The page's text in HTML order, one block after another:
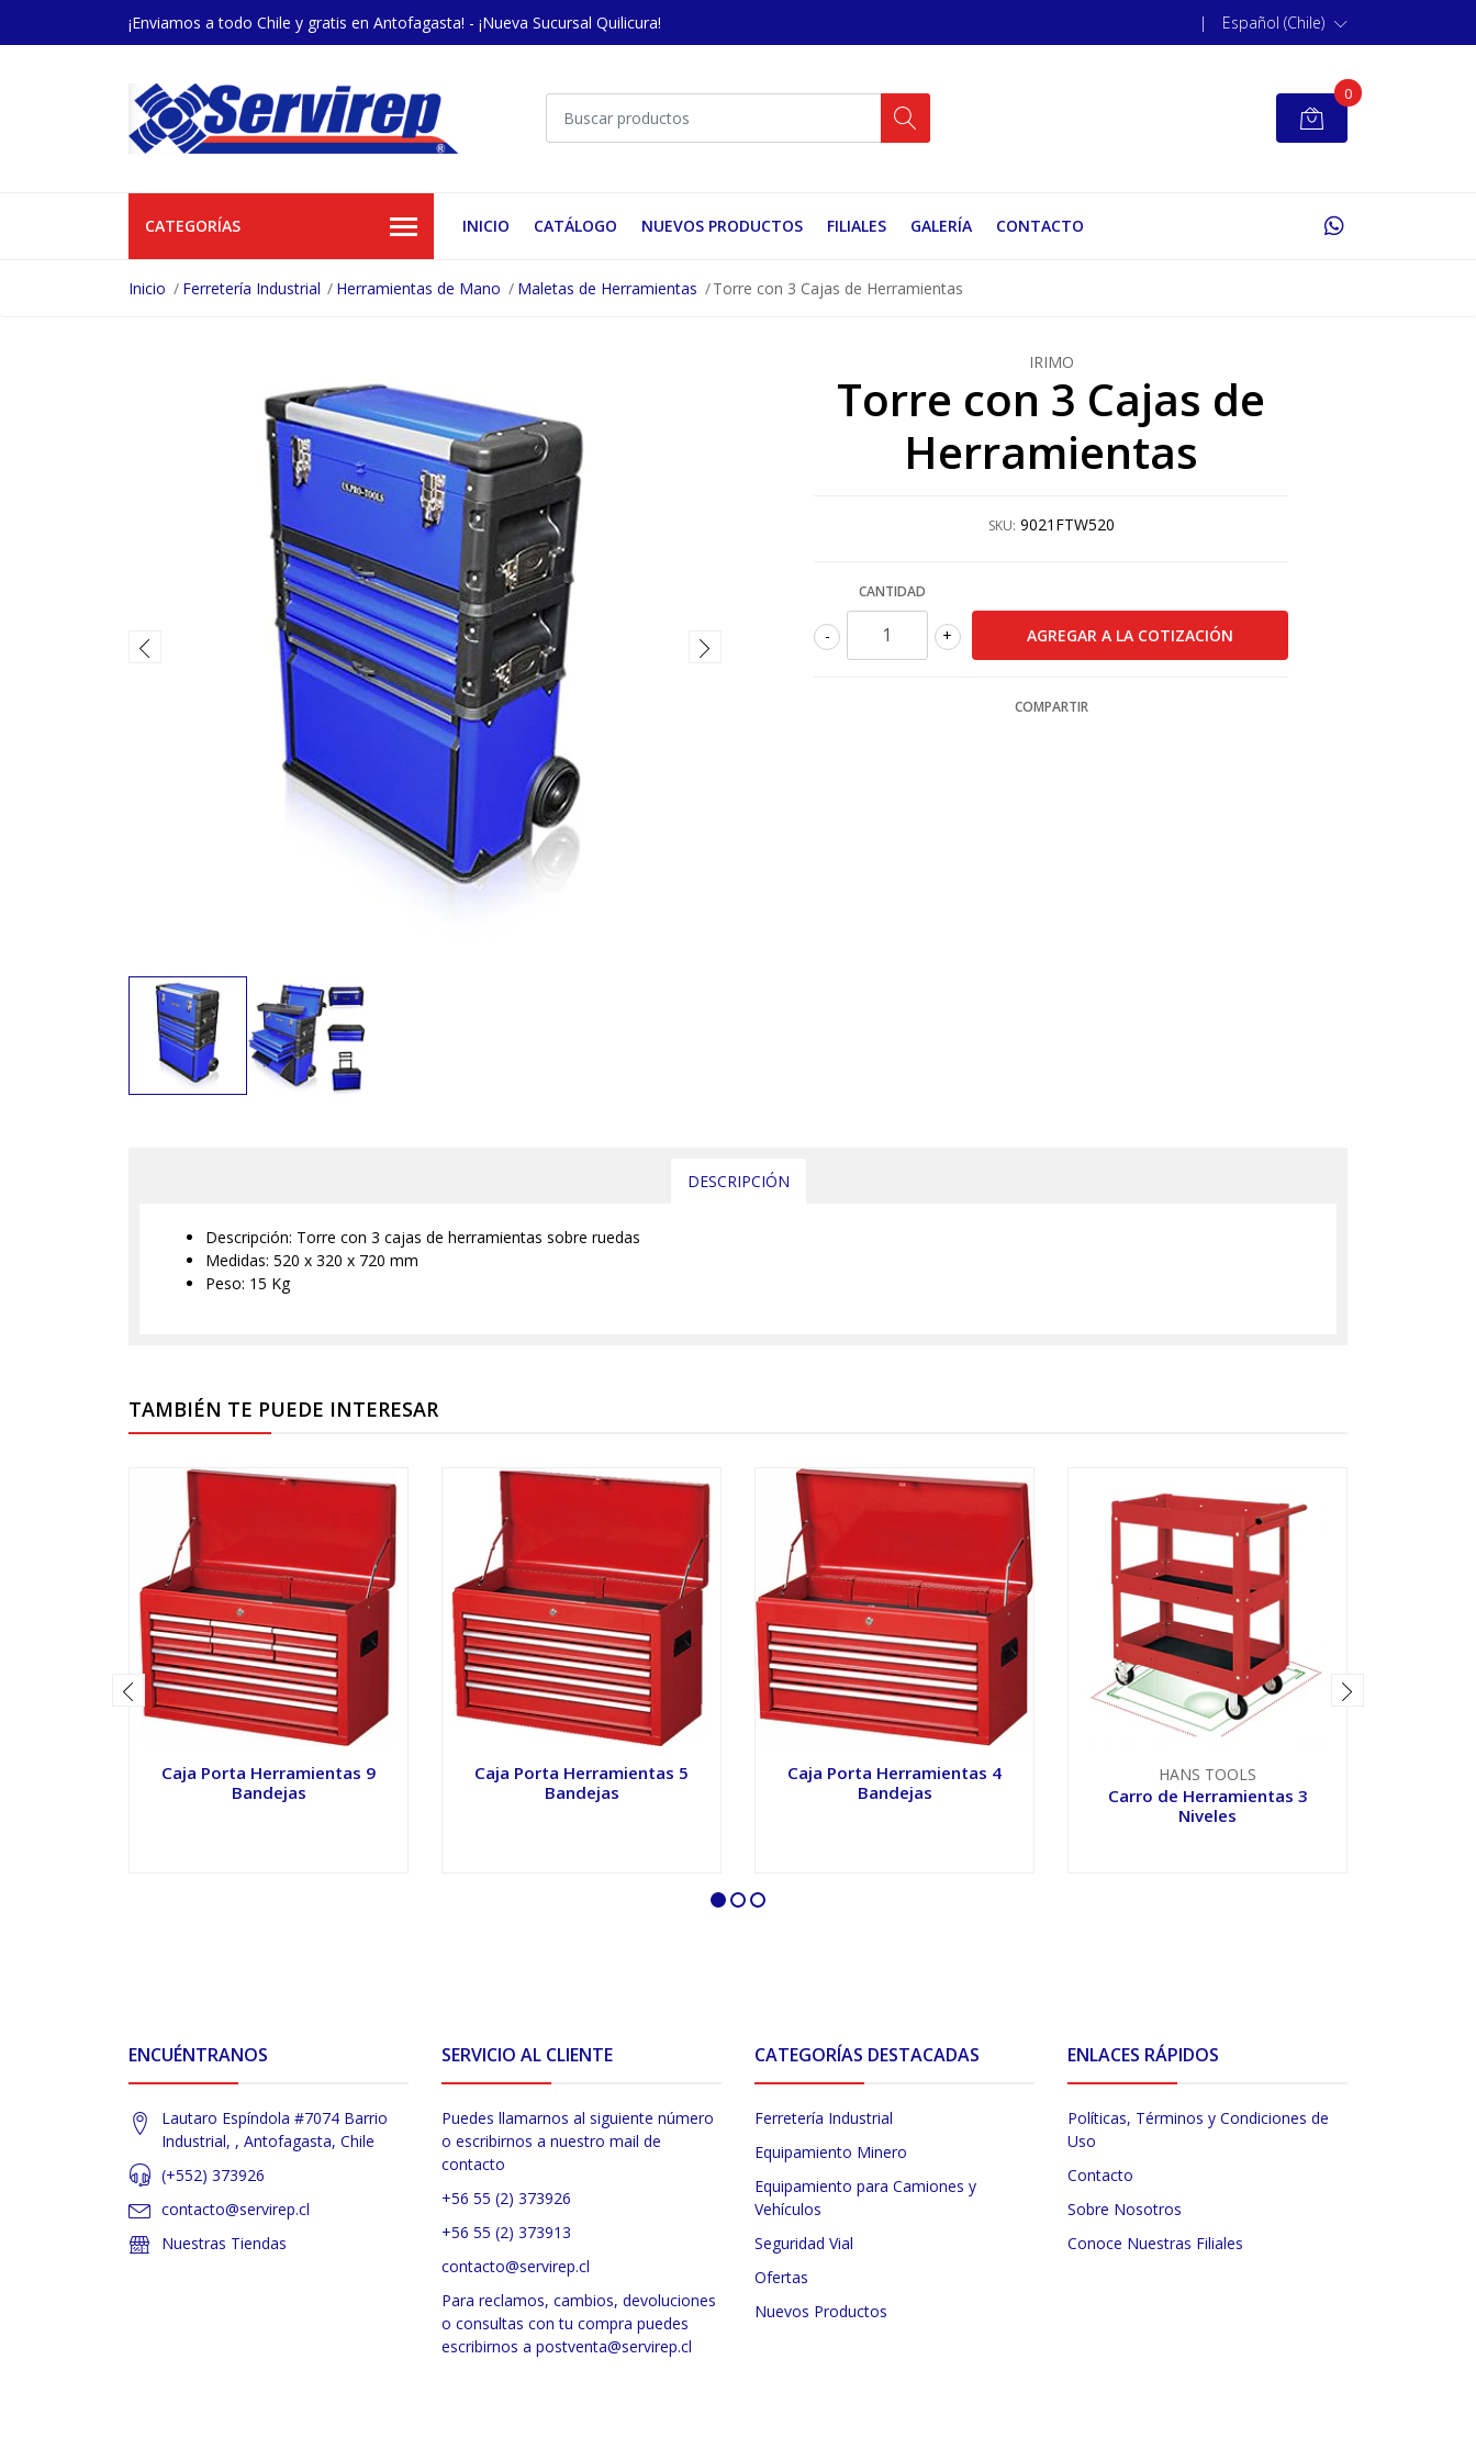
¡Enviamos a todo Chile y gratis en Antofagasta! - ¡Nueva Sucursal Quilicura! | Español (Chile)
0
CATEGORÍAS INICIO CATÁLOGO NUEVOS PRODUCTOS FILIALES GALERÍA CONTACTO
Inicio Ferretería Industrial Herramientas de Mano Maletas de Herramientas Torre con 3 Cajas de Herramientas
IRIMO
Torre con 3 Cajas de
Herramientas
SKU: 9021FTW520
CANTIDAD
+
-
COMPARTIR
DESCRIPCIÓN
Descripción: Torre con 3 cajas de herramientas sobre ruedas
Medidas: 520 x 320 x 720 mm
Peso: 15 Kg
TAMBIÉN TE PUEDE INTERESAR
Caja Porta Herramientas 9
Bandejas
Caja Porta Herramientas 5
Bandejas
Caja Porta Herramientas 4
Bandejas
HANS TOOLS
Carro de Herramientas 3
Niveles
ENCUÉNTRANOS
Lautaro Espíndola #7074 Barrio
Industrial, , Antofagasta, Chile
(+552) 373926
contacto@servirep.cl
Nuestras Tiendas
SERVICIO AL CLIENTE
Puedes llamarnos al siguiente número
o escribirnos a nuestro mail de
contacto
+56 55 (2) 373926
+56 55 (2) 373913
contacto@servirep.cl
Para reclamos, cambios, devoluciones
o consultas con tu compra puedes
escribirnos a postventa@servirep.cl
CATEGORÍAS DESTACADAS
Ferretería Industrial
Equipamiento Minero
Equipamiento para Camiones y
Vehículos
Seguridad Vial
Ofertas
Nuevos Productos
ENLACES RÁPIDOS
Políticas, Términos y Condiciones de
Uso
Contacto
Sobre Nosotros
Conoce Nuestras Filiales